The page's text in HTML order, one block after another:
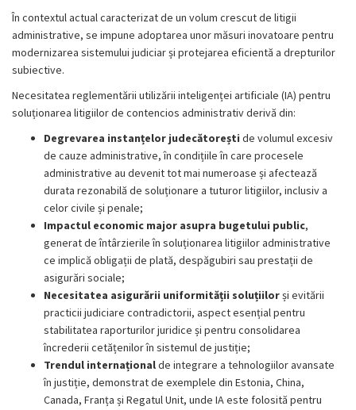
În contextul actual caracterizat de un volum crescut de litigii
administrative, se impune adoptarea unor măsuri inovatoare pentru
modernizarea sistemului judiciar și protejarea eficientă a drepturilor
subiective.
Necesitatea reglementării utilizării inteligenței artificiale (IA) pentru
soluționarea litigiilor de contencios administrativ derivă din:
Degrevarea instanțelor judecătorești de volumul excesiv
de cauze administrative, în condițiile în care procesele
administrative au devenit tot mai numeroase și afectează
durata rezonabilă de soluționare a tuturor litigiilor, inclusiv a
celor civile și penale;
Impactul economic major asupra bugetului public,
generat de întârzierile în soluționarea litigiilor administrative
ce implică obligații de plată, despăgubiri sau prestații de
asigurări sociale;
Necesitatea asigurării uniformității soluțiilorși evitării
practicii judiciare contradictorii, aspect esențial pentru
stabilitatea raporturilor juridice și pentru consolidarea
încrederii cetățenilor în sistemul de justiție;
Trendul internaționalde integrare a tehnologiilor avansate
în justiție, demonstrat de exemplele din Estonia, China,
Canada, Franța și Regatul Unit, unde IA este folosită pentru